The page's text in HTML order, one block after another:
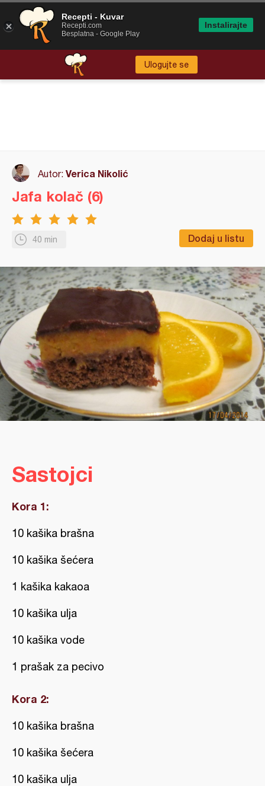
Ulogujte se
Autor: Verica Nikolić
40 min Dodaj u listu
Jafa kolač (6)
Sastojci
Kora 1:
10 kašika brašna
10 kašika šećera
1 kašika kakaoa
10 kašika ulja
10 kašika vode
1 prašak za pecivo
Kora 2:
10 kašika brašna
10 kašika šećera
10 kašika ulja
Recepti - Kuvar
Recepti.com
Besplatna - Google Play
Instalirajte